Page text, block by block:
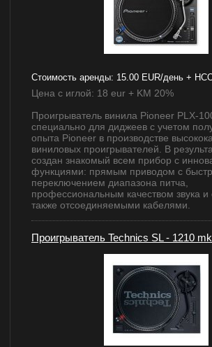
Стоимость аренды: 15.00 EUR/день +
Цена с иглой: 18 eur + KM 20%
Проигрыватель винила Pioneer PLX-
специально для диджеев с учетом
опыта Pioneer в производстве
виниловых проигрывателей. В
создан знакомый всем прибор с
функциями: прямым приводом с
переключением диапазона питча,
профессиональным качеством звука и
также отсоединяемыми кабелями.
Проигрыватель Technics SL - 1210